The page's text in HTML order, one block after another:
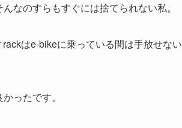
なのすらもすぐには捨てられない私。
はe-bikeに乗っている間は手放せない
ったです。